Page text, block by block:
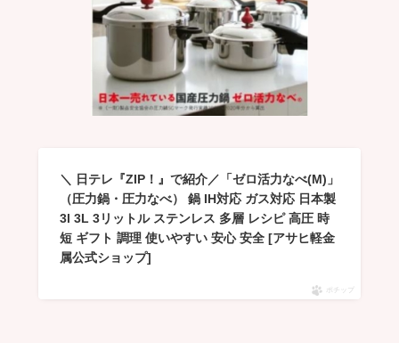
＼ 日テレ『ZIP！』で紹介／「ゼロ活力なべ(M)」
（圧力鍋・圧力なべ） 鍋 IH対応 ガス対応 日本製
3l 3L 3リットル ステンレス 多層 レシピ 高圧 時
短 ギフト 調理 使いやすい 安心 安全 [アサヒ軽金
属公式ショップ]
ポチップ